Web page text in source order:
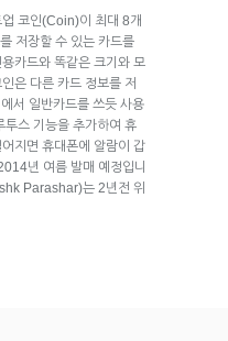
코인(Coin)이 최대 8개
저장할 수 있는 카드를
카드와 똑같은 크기와 모
은 다른 카드 정보를 저
서 일반카드를 쓰듯 사용
투스 기능을 추가하여 휴
지면 휴대폰에 알람이 갑
년 여름 발매 예정입니
Parashar)는 2년전 위